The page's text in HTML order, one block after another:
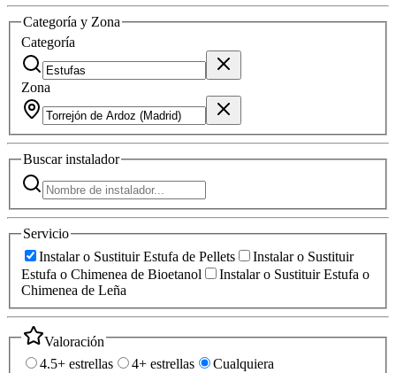
Categoría y Zona
Categoría
Zona
Buscarinstalador
Servicio
Instalar o Sustituir Estufa de Pellets
Instalar o Sustituir
Estufa o Chimenea de Bioetanol
Instalar o Sustituir Estufa o
Chimenea de Leña
Valoración
4.5+ estrellas
4+ estrellas Cualquiera